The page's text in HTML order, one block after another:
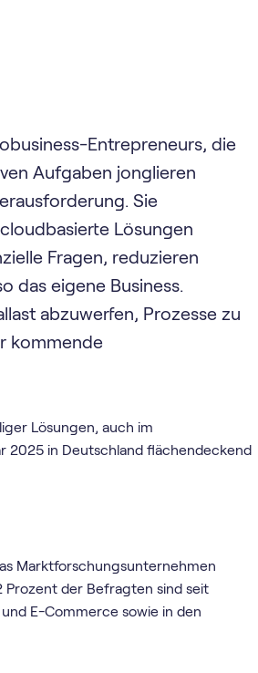
Entrepreneurs, die
Aufgaben jonglieren
Sie
Lösungen
Fragen, reduzieren
das eigene Business.
abzuwerfen, Prozesse zu
kommende
Lösungen, auch im
2025 in Deutschland flächendeckend
Marktforschungsunternehmen
Prozent der Befragten sind seit
E-Commerce sowie in den